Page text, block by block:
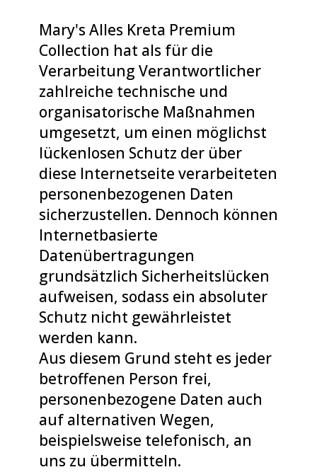
Mary's Alles Kreta Premium
Collection hat als für die
Verarbeitung Verantwortlicher
zahlreiche technische und
organisatorische Maßnahmen
umgesetzt, um einen möglichst
lückenlosen Schutz der über
diese Internetseite verarbeiteten
personenbezogenen Daten
sicherzustellen. Dennoch können
Internetbasierte
Datenübertragungen
grundsätzlich Sicherheitslücken
aufweisen, sodass ein absoluter
Schutz nicht gewährleistet
werden kann.
Aus diesem Grund steht es jeder
betroffenen Person frei,
personenbezogene Daten auch
auf alternativen Wegen,
beispielsweise telefonisch, an
uns zu übermitteln.